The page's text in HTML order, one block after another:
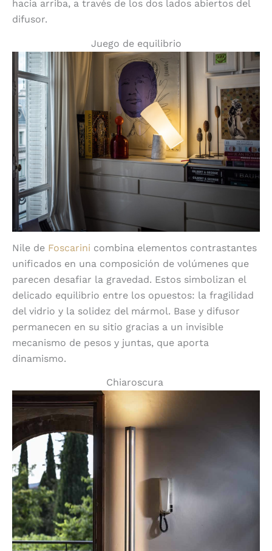
hacia arriba, a través de los dos lados abiertos del
difusor.
Juego de equilibrio
Nile de Foscarini combina elementos contrastantes
unificados en una composición de volúmenes que
parecen desafiar la gravedad. Estos simbolizan el
delicado equilibrio entre los opuestos: la fragilidad
del vidrio y la solidez del mármol. Base y difusor
permanecen en su sitio gracias a un invisible
mecanismo de pesos y juntas, que aporta
dinamismo.
Chiaroscura